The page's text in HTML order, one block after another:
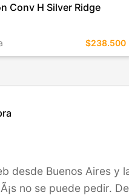
Conv H Silver Ridge
$238.500
desde Buenos Aires y
no se puede pedir.